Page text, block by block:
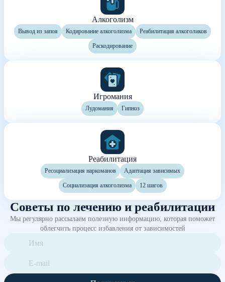
Алкоголизм
Вывод из запоя Кодирование алкоголизма Реабилитация алкоголиков
Раскодирование
Игромания
Лудомания Гипноз
Реабилитация
Ресоциализация наркоманов Адаптация зависимых
Социализация алкоголизма 12 шагов
Советы по лечению и реабилитации
Мы регулярно рассылаем полезную информацию, которая поможет
облегчить процесс избавления от зависимостей